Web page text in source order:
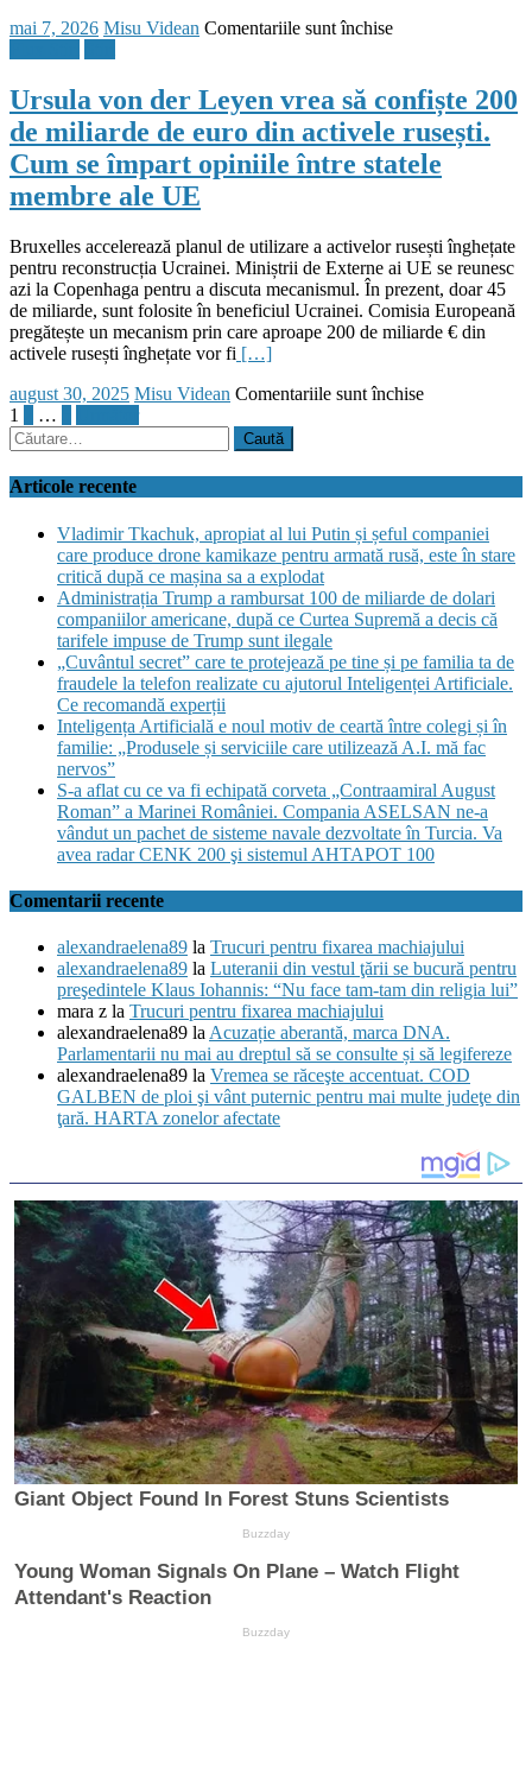
fost
de
mine
și
apreciez
foarte
a
fost
acceptată
de
Putin
Posted
mai 7, 2026 Author
Misu Videan Comentariile sunt închisepentru
peste
10
dolari
într-
o
şi
ajunge
la
97
de
baril
posibil
acord
SUA
şi
Ursula von der Leyen vrea să confiște 200
de miliarde de euro din activele rusești.
Cum se împart opiniile între statele
membre ale UE
Bruxelles accelerează planul de utilizare a activelor rusești înghețate
pentru reconstrucția Ucrainei. Miniștrii de Externe ai UE se reunesc
azi la Copenhaga pentru a discuta mecanismul. În prezent, doar 45
de miliarde, sunt folosite în beneficiul Ucrainei. Comisia Europeană
pregătește un mecanism prin care aproape 200 de miliarde € din
activele rusești înghețate vor fi […]
Posted
on
august 30, 2025 Author
Misu Videan Comentariile sunt închisepentru
Leyen
vrea
confiște
200
miliarde
de
din
activele
Cum
se
opiniile
între
statele
membre
Paginație
articole
1 …
Caută
după:
Articole recente
Vladimir Tkachuk, apropiat al lui Putin și șeful companiei
care produce drone kamikaze pentru armată rusă, este în stare
critică după ce mașina sa a explodat
Administrația Trump a rambursat 100 de miliarde de dolari
companiilor americane, după ce Curtea Supremă a decis că
tarifele impuse de Trump sunt ilegale
„Cuvântul secret” care te protejează pe tine și pe familia ta de
fraudele la telefon realizate cu ajutorul Inteligenței Artificiale.
Ce recomandă experții
Inteligența Artificială e noul motiv de ceartă între colegi și în
familie: „Produsele și serviciile care utilizează A.I. mă fac
nervos”
S-a aflat cu ce va fi echipată corveta „Contraamiral August
Roman” a Marinei României. Compania ASELSAN ne-a
vândut un pachet de sisteme navale dezvoltate în Turcia. Va
avea radar CENK 200 şi sistemul AHTAPOT 100
Comentarii recente
alexandraelena89 la Trucuri pentru fixarea machiajului
alexandraelena89 la Luteranii din vestul ţării se bucură pentru
preşedintele Klaus Iohannis: “Nu face tam-tam din religia lui”
mara z la Trucuri pentru fixarea machiajului
alexandraelena89 la Acuzație aberantă, marca DNA.
Parlamentarii nu mai au dreptul să se consulte și să legifereze
alexandraelena89 la Vremea se răceşte accentuat. COD
GALBEN de ploi şi vânt puternic pentru mai multe judeţe din
ţară. HARTA zonelor afectate